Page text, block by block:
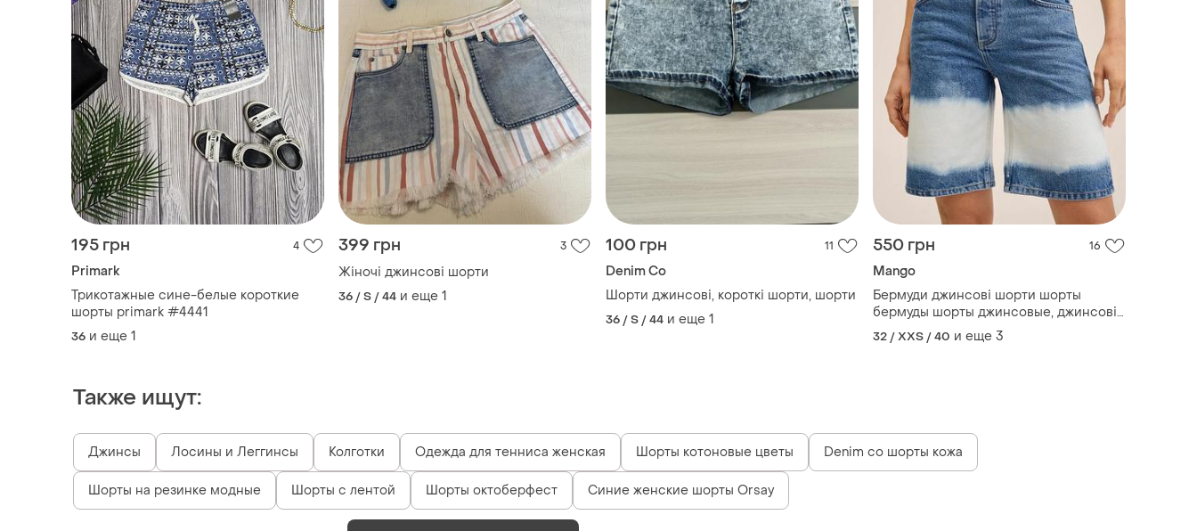
195 грн 4
Primark
Трикотажные сине-белые короткие
шорты primark #4441
36 и еще 1
399 грн 3
Жіночі джинсові шорти
36 / S / 44 и еще 1
100 грн 11
Denim Co
Шорти джинсові, короткі шорти, шорти
36 / S / 44 и еще 1
550 грн 16
Mango
Бермуди джинсові шорти шорты
бермуды шорты джинсовые, джинсові
шорти
32 / XXS / 40 и еще 3
Также ищут:
Джинсы Лосины и Леггинсы Колготки Одежда для тенниса женская Шорты котоновые цветы Denim co шорты кожа
Шорты на резинке модные Шорты с лентой Шорты октоберфест Синие женские шорты Orsay